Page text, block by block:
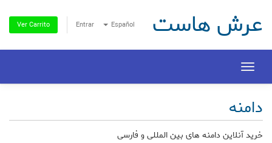
Español
Entrar
Ver Carrito عرش هاست
Toggle
navigation
دامنه
خرید آنلاین دامنه های بین المللی و فارسی